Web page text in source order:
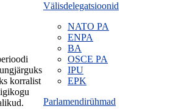
Välisdelegatsioonid
NATO PA
ENPA
BA
OSCE PA
IPU
EPK
Parlamendirühmad
korralist